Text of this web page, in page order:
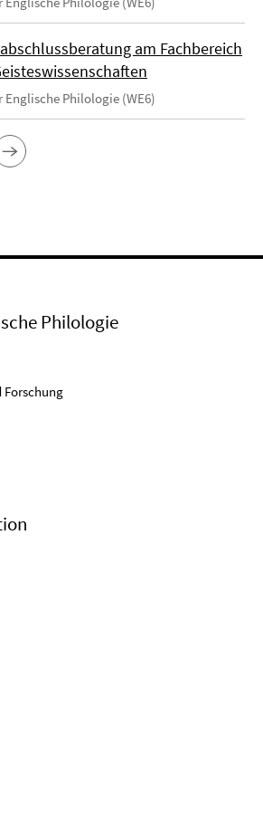
am Fachbereich
Philologie (WE6)
Philologie
Forschung